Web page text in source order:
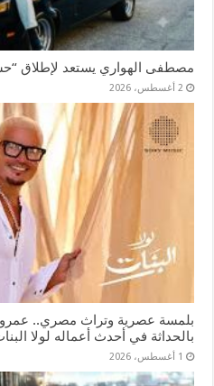
مصطفى الهواري يستعد لإطلاق
2 أغسطس، 2026
بلمسة عصرية وتراث مصري.. عمرو
بالحداثة في أحدث أعماله لولا
1 أغسطس، 2026